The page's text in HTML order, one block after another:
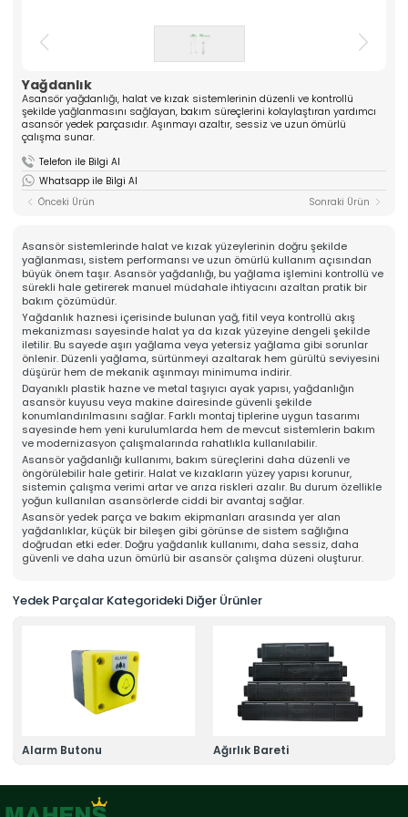
Kurumsal
» Hakkımızda
» Vizyon, Misyon
» Tırnak Grubu
» Kablo Grubu
» Halat Şişesi Grubu
» Plastik Grubu
» Konsol Grubu
» Yedek Parçalar
Kalite
» Kalite Belgelerimiz
» Kalite Politikamız
Üretim
» Üretim Hattımız
» Özel Üretim Yeteneğimiz
Online Katalog
Bize Ulaşın
» İleitşim Bilgilerimiz
» Konum Bilgilerimiz
üreticidir. Mühendislik tecrübesiyle güven veren
çözümler sunar.
» Halat Şişesi Grubu
» Konsol Grubu
» Yedek Parçalar
» Tüm Kategoriler
Tüm hakkı saklıdır. Sitemizde kullanılan tüm içerik ve görseller
Mahens Asansör'e ait olup izinsiz kullanımı hukuki yaptırıma tabidir.
İhracat & Lojistik
Haberler
Kariyer
İletişim
Yağdanlık
Asansör yağdanlığı, halat ve kızak sistemlerinin düzenli ve kontrollü
şekilde yağlanmasını sağlayan, bakım süreçlerini kolaylaştıran yardımcı
asansör yedek parçasıdır. Aşınmayı azaltır, sessiz ve uzun ömürlü
çalışma sunar.
Telefon ile Bilgi Al
Whatsapp ile Bilgi Al
Önceki Ürün
Sonraki Ürün
Asansör sistemlerinde halat ve kızak yüzeylerinin doğru şekilde
yağlanması, sistem performansı ve uzun ömürlü kullanım açısından
büyük önem taşır. Asansör yağdanlığı, bu yağlama işlemini kontrollü ve
sürekli hale getirerek manuel müdahale ihtiyacını azaltan pratik bir
bakım çözümüdür.
Yağdanlık haznesi içerisinde bulunan yağ, fitil veya kontrollü akış
mekanizması sayesinde halat ya da kızak yüzeyine dengeli şekilde
iletilir. Bu sayede aşırı yağlama veya yetersiz yağlama gibi sorunlar
önlenir. Düzenli yağlama, sürtünmeyi azaltarak hem gürültü seviyesini
düşürür hem de mekanik aşınmayı minimuma indirir.
Dayanıklı plastik hazne ve metal taşıyıcı ayak yapısı, yağdanlığın
asansör kuyusu veya makine dairesinde güvenli şekilde
konumlandırılmasını sağlar. Farklı montaj tiplerine uygun tasarımı
sayesinde hem yeni kurulumlarda hem de mevcut sistemlerin bakım
ve modernizasyon çalışmalarında rahatlıkla kullanılabilir.
Asansör yağdanlığı kullanımı, bakım süreçlerini daha düzenli ve
öngörülebilir hale getirir. Halat ve kızakların yüzey yapısı korunur,
sistemin çalışma verimi artar ve arıza riskleri azalır. Bu durum özellikle
yoğun kullanılan asansörlerde ciddi bir avantaj sağlar.
Asansör yedek parça ve bakım ekipmanları arasında yer alan
yağdanlıklar, küçük bir bileşen gibi görünse de sistem sağlığına
doğrudan etki eder. Doğru yağdanlık kullanımı, daha sessiz, daha
güvenli ve daha uzun ömürlü bir asansör çalışma düzeni oluşturur.
Yedek Parçalar Kategorideki Diğer Ürünler
Alarm Butonu Ağırlık Bareti